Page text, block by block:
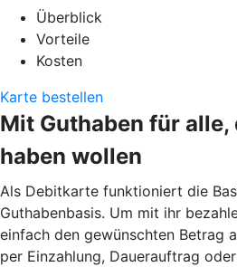
Überblick
Vorteile
Kosten
Karte bestellen
Mit Guthaben für alle,
haben wollen
Als Debitkarte funktioniert die
Guthabenbasis. Um mit ihr
einfach den gewünschten Betrag
per Einzahlung, Dauerauftrag